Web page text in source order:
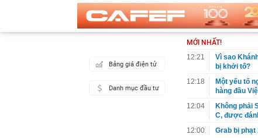
Bảng giá điện tử
Danh mục đầu tư
MỚI NHẤT!
12:21
Vì sao
bị khởi tố?
12:18
Một yếu tố
hàng đầu
12:04
Không phải
C, được
12:00
Grab bị phạt